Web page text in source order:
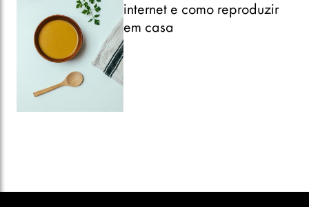
internet e como reproduzir
em casa